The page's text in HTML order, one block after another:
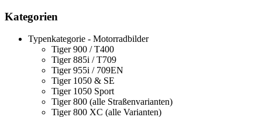
Kategorien
Typenkategorie - Motorradbilder
Tiger 900 / T400
Tiger 885i / T709
Tiger 955i / 709EN
Tiger 1050 & SE
Tiger 1050 Sport
Tiger 800 (alle Straßenvarianten)
Tiger 800 XC (alle Varianten)